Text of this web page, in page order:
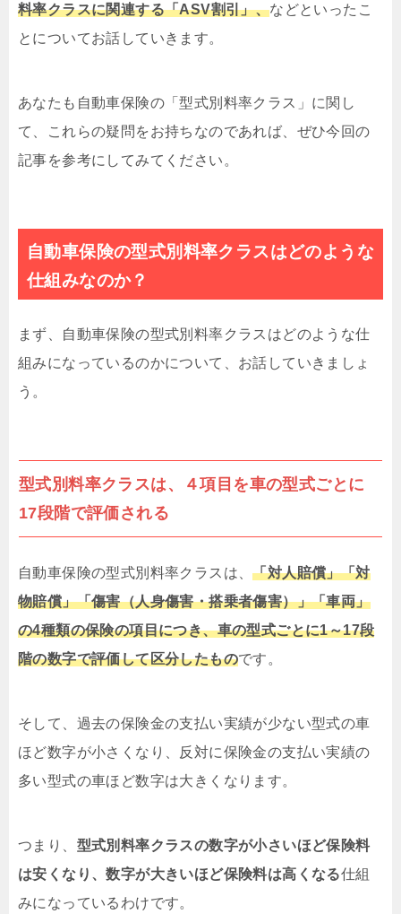
料率クラスに関連する「ASV割引」、などといったこ
とについてお話していきます。
あなたも自動車保険の「型式別料率クラス」に関し
て、これらの疑問をお持ちなのであれば、ぜひ今回の
記事を参考にしてみてください。
自動車保険の型式別料率クラスはどのような
仕組みなのか？
まず、自動車保険の型式別料率クラスはどのような仕
組みになっているのかについて、お話していきましょ
う。
型式別料率クラスは、４項目を車の型式ごとに
17段階で評価される
自動車保険の型式別料率クラスは、「対人賠償」「対
物賠償」「傷害（人身傷害・搭乗者傷害）」「車両」
の4種類の保険の項目につき、車の型式ごとに1～17段
階の数字で評価して区分したものです。
そして、過去の保険金の支払い実績が少ない型式の車
ほど数字が小さくなり、反対に保険金の支払い実績の
多い型式の車ほど数字は大きくなります。
つまり、 型式別料率クラスの数字が小さいほど保険料
は安くなり、数字が大きいほど保険料は高くなる仕組
みになっているわけです。